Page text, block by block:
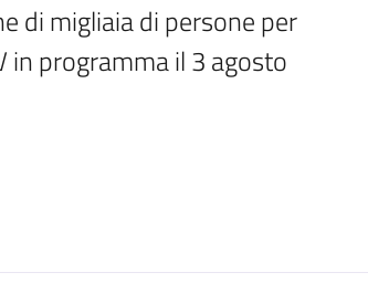
di migliaia di persone per
in programma il 3 agosto